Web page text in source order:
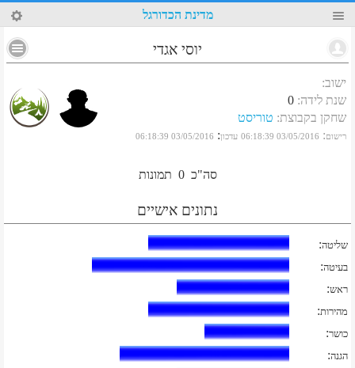
72 מדינת הכדורגל
יוסי אגדי
ישוב:
שנת לידה:
0
שחקן בקבוצת: טוריסט
רישום:
03/05/2016 06:18:39 עדכון:
03/05/2016 06:18:39
סה"כ 0 תמונות
נתונים אישיים
שליטה:
בעיטה:
ראש:
מהירות:
כושר:
הגנה: